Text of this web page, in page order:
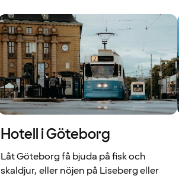
Hotell i Göteborg
Låt Göteborg få bjuda på fisk och
skaldjur, eller nöjen på Liseberg eller